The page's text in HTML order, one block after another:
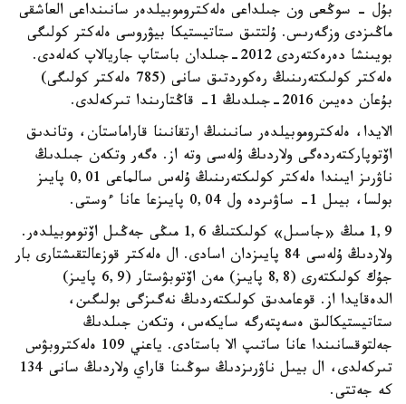
بۇل - سوڭعى ون جىلداعى ەلەكتروموبيلدەر سانىنداعى العاشقى
ماڭىزدى وزگەرىس. ۇلتتىق ستاتيستيكا بيۋروسى ەلەكتر كولىگى
بويىنشا دەرەكتەردى 2012-جىلدان باستاپ جاريالاپ كەلەدى.
ەلەكتر كولىكتەرىنىڭ رەكوردتىق سانى (785 ەلەكتر كولىگى)
بۇعان دەيىن 2016-جىلدىڭ 1- قاڭتارىندا تىركەلدى.
الايدا، ەلەكتروموبيلدەر سانىنىڭ ارتقانىنا قاراماستان، وتاندىق
اۆتوپاركتەردەگى ولاردىڭ ۇلەسى وتە از. ەگەر وتكەن جىلدىڭ
ناۋرىز ايىندا ەلەكتر كولىكتەرىنىڭ ۇلەس سالماعى 0,01 پايىز
بولسا، بيىل 1- ساۋىردە ول 0,04 پايىزعا عانا ءوستى.
1,9 مىڭ «جاسىل» كولىكتىڭ 1,6 مىڭى جەڭىل اۆتوموبيلدەر.
ولاردىڭ ۇلەسى 84 پايىزدان اسادى. ال ەلەكتر قوزعالتقىشتارى بار
جۇك كولىكتەرى (8,8 پايىز) مەن اۆتوبۋستار (6,9 پايىز)
الدەقايدا از. قوعامدىق كولىكتەردىڭ نەگىزگى بولىگىن،
ستاتيستيكالىق ەسەپتەرگە سايكەس، وتكەن جىلدىڭ
جەلتوقسانىندا عانا ساتىپ الا باستادى. ياعني 109 ەلەكتروبۋس
تىركەلدى، ال بيىل ناۋرىزدىڭ سوڭىنا قاراي ولاردىڭ سانى 134
كە جەتتى.